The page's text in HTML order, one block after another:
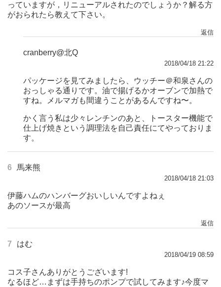
っていますが，リニューアルされたのでしょうか？解る方
がおられたら教えて下さい。
返信
cranberry@北Q
2018/04/18 21:22
パッケージを見てみましたら、ウッチー＠和泉さんの
おっしゃる通りです。油で揚げるかオーブンで加熱で
すね。メルマガも間違うことがあるんですね〜。
かく言う私は少々レンチンのあと、トースター機能で
仕上げ焼きという調理法を自己責任にてやっておりま
す。
6 馬来熊
2018/04/18 21:03
伊藤ハムのハンバーグおいしいんですよねぇ
あのソースが最高
返信
7 はむ
2018/04/19 08:59
コス子さんありがとうございます!
なるほど…まずは手持ちのポンプで試してみます♪今度マ